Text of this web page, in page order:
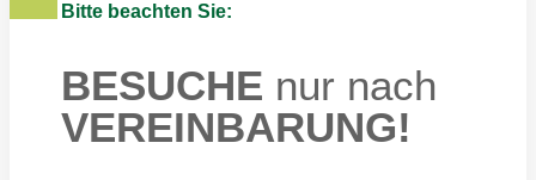
Bitte beachten Sie:
BESUCHE nur nach
VEREINBARUNG!